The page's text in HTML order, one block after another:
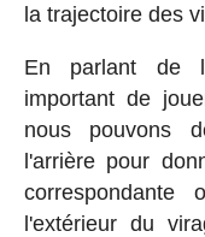
la trajectoire des
En parlant de
important de
nous pouvons
l'arrière pour
l'extérieur du